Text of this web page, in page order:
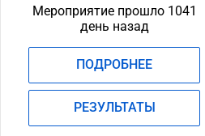
Мероприятие прошло 1041
день назад
ПОДРОБНЕЕ
РЕЗУЛЬТАТЫ